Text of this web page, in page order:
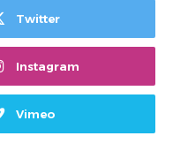
Twitter
Instagram
Vimeo